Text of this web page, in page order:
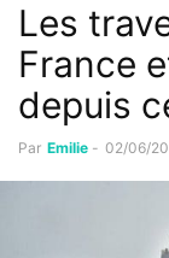
Les
France
depuis
Par Emilie - 02/06/